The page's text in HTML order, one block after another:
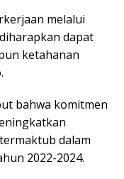
melalui
dapat
ketahanan
bahwa komitmen
dalam
2022-2024.